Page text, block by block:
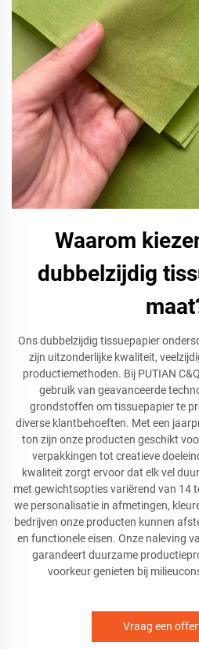
Waarom
dubbelzijdig
Ons dubbelzijdig tissuepapier
zijn uitzonderlijke kwaliteit,
productiemethoden. Bij PUTIAN
gebruik van geavanceerde
grondstoffen om tissuepapier te
diverse klantbehoeften. Met een
ton zijn onze producten geschikt
verpakkingen tot creatieve
kwaliteit zorgt ervoor dat elk vel
met gewichtsopties variërend van 14
we personalisatie in afmetingen,
bedrijven onze producten kunnen
en functionele eisen. Onze naleving
garandeert duurzame
voorkeur genieten bij
Vraag een